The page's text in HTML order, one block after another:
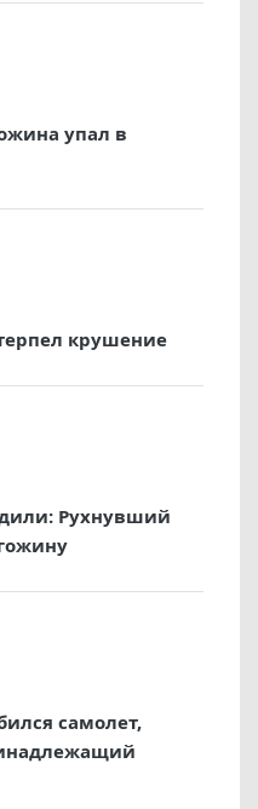
упал в
крушение
Рухнувший
самолет,